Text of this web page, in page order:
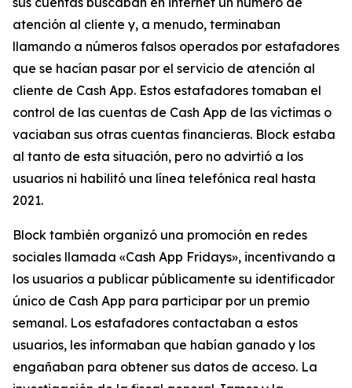
atención al cliente y, a menudo, terminaban
llamando a números falsos operados por estafadores
que se hacían pasar por el servicio de atención al
cliente de Cash App. Estos estafadores tomaban el
control de las cuentas de Cash App de las víctimas o
vaciaban sus otras cuentas financieras. Block estaba
al tanto de esta situación, pero no advirtió a los
usuarios ni habilitó una línea telefónica real hasta
2021.
Block también organizó una promoción en redes
sociales llamada «Cash App Fridays», incentivando a
los usuarios a publicar públicamente su identificador
único de Cash App para participar por un premio
semanal. Los estafadores contactaban a estos
usuarios, les informaban que habían ganado y los
engañaban para obtener sus datos de acceso. La